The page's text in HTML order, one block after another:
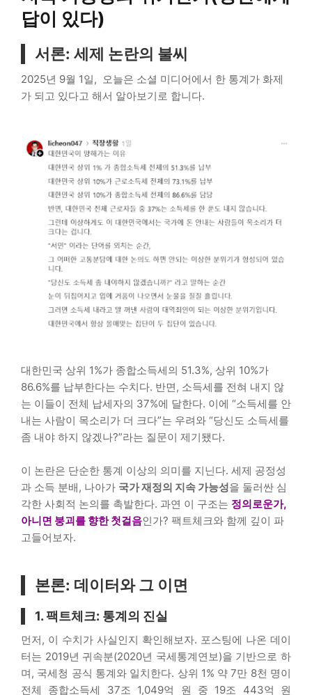
답이 있다)
서론: 세제 논란의 불씨
2025년 9월 1일, 오늘은 소셜 미디어에서 한 통계가 화제
가 되고 있다고 해서 알아보기로 합니다.
대한민국 상위 1%가 종합소득세의 51.3%, 상위 10%가
86.6%를 납부한다는 수치다. 반면, 소득세를 전혀 내지 않
는 이들이 전체 납세자의 37%에 달한다. 이에 “소득세를 안
내는 사람이 목소리가 더 크다”는 우려와 “당신도 소득세를
좀 내야 하지 않겠나?”라는 질문이 제기됐다.
이 논란은 단순한 통계 이상의 의미를 지닌다. 세제 공정성
과 소득 분배, 나아가 국가 재정의 지속 가능성을 둘러싼 심
각한 사회적 논의를 촉발한다. 과연 이 구조는 정의로운가,
아니면 붕괴를 향한 첫걸음인가? 팩트체크와 함께 깊이 파
고들어보자.
본론: 데이터와 그 이면
1. 팩트체크: 통계의 진실
먼저, 이 수치가 사실인지 확인해보자. 포스팅에 나온 데이
터는 2019년 귀속분(2020년 국세통계연보)을 기반으로 하
며, 국세청 공식 통계와 일치한다. 상위 1% 약 7만 8천 명이
전체 종합소득세 37조 1,049억 원 중 19조 443억 원